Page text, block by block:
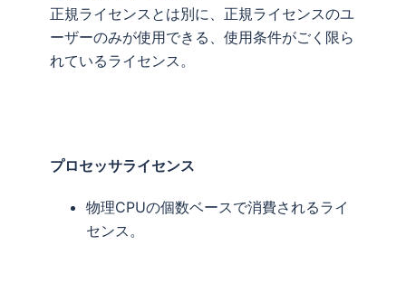
正規ライセンスとは別に、正規ライセンスのユ
ーザーのみが使用できる、使用条件がごく限ら
れているライセンス。
プロセッサライセンス
物理CPUの個数ベースで消費されるライ
センス。